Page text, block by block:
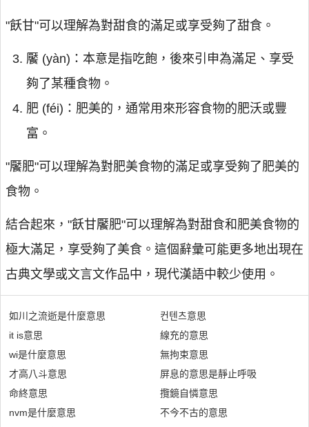
"飫甘"可以理解為對甜食的滿足或享受夠了甜食。
饜 (yàn)：本意是指吃飽，後來引申為滿足、享受
夠了某種食物。
肥 (féi)：肥美的，通常用來形容食物的肥沃或豐
富。
"饜肥"可以理解為對肥美食物的滿足或享受夠了肥美的
食物。
結合起來，"飫甘饜肥"可以理解為對甜食和肥美食物的
極大滿足，享受夠了美食。這個辭彙可能更多地出現在
古典文學或文言文作品中，現代漢語中較少使用。
如川之流逝是什麼意思
it is意思
wi是什麼意思
才高八斗意思
命終意思
nvm是什麼意思
컨텐츠意思
線充的意思
無拘束意思
屏息的意思是靜止呼吸
攬鏡自憐意思
不今不古的意思